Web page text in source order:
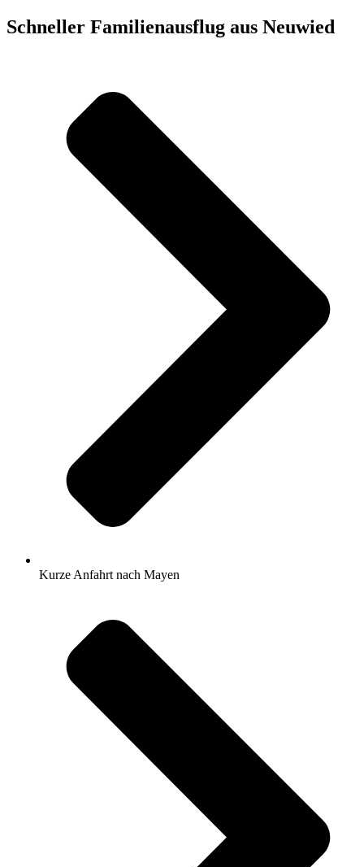
Schneller Familienausflug aus Neuwied
Kurze Anfahrt nach Mayen